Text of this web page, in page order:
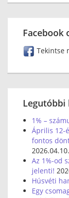
Facebook
Tekintse
Legutóbbi
1% –
Április 12-
fontos
2026.04.10.
Az 1%-od
jelenti!
Húsvéti
Egy